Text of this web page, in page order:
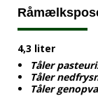
4,3 liter
Tåler
Tåler
Tåler